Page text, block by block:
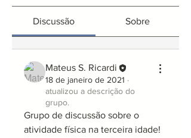
Discussão Sobre
Mateus S. Ricardi
18 de janeiro de 2021 ·
atualizou a descrição do
grupo.
Grupo de discussão sobre o
atividade física na terceira idade!